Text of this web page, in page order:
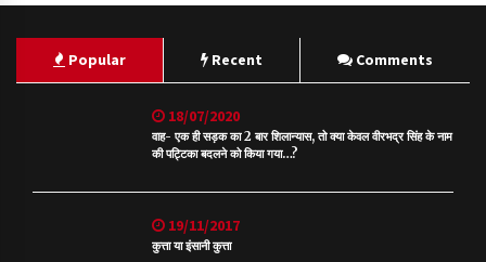
Popular Recent Comments
18/07/2020
वाह- एक ही सड़क का 2 बार शिलान्यास, तो क्या केवल वीरभद्र सिंह के नाम
की पट्टिका बदलने को किया गया…?
19/11/2017
कुत्ता या इंसानी कुत्ता